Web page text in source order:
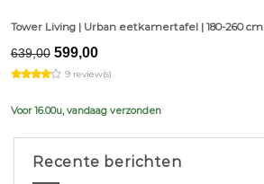
Tower Living | Urban eetkamertafel | 180-260 cm
639,00 Original
price
was:
599,00Current
is:
9 review(s)
Voor 16.00u, vandaag verzonden
Recente berichten